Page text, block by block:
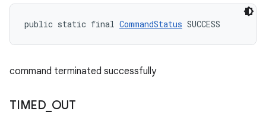
public static final CommandStatus SUCCESS
command terminated successfully
TIMED_ OUT